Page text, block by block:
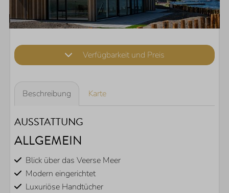
Verfügbarkeit und Preis
Beschreibung Karte
AUSSTATTUNG
ALLGEMEIN
Blick über das Veerse Meer
Modern eingerichtet
Luxuriöse Handtücher